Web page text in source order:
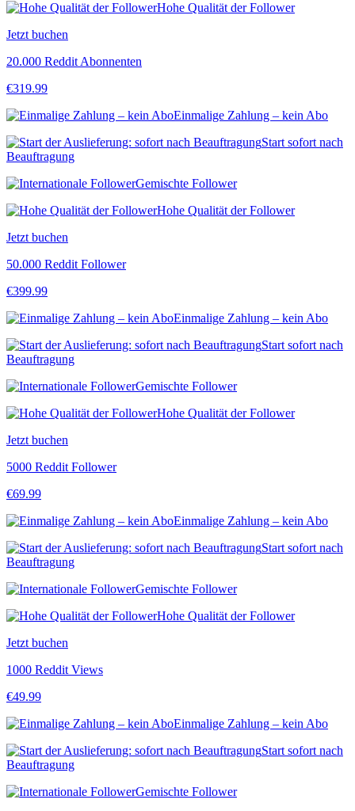
Hohe Qualität der Follower
Jetzt buchen
20.000 Reddit Abonnenten
€319.99
Einmalige Zahlung – kein Abo
Start sofort nach
Beauftragung
Gemischte Follower
Hohe Qualität der Follower
Jetzt buchen
50.000 Reddit Follower
€399.99
Einmalige Zahlung – kein Abo
Start sofort nach
Beauftragung
Gemischte Follower
Hohe Qualität der Follower
Jetzt buchen
5000 Reddit Follower
€69.99
Einmalige Zahlung – kein Abo
Start sofort nach
Beauftragung
Gemischte Follower
Hohe Qualität der Follower
Jetzt buchen
1000 Reddit Views
€49.99
Einmalige Zahlung – kein Abo
Start sofort nach
Beauftragung
Gemischte Follower